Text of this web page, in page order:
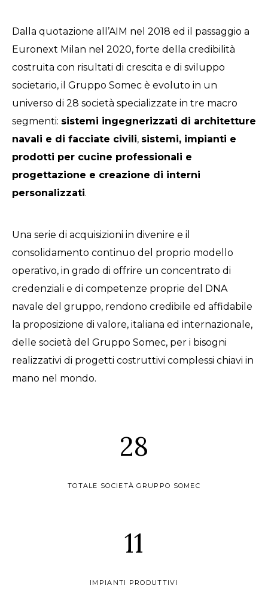
Dalla quotazione all’AIM nel 2018 ed il passaggio a
Euronext Milan nel 2020, forte della credibilità
costruita con risultati di crescita e di sviluppo
societario, il Gruppo Somec è evoluto in un
universo di 28 società specializzate in tre macro
segmenti: sistemi ingegnerizzati di architetture
navali e di facciate civili, sistemi, impianti e
prodotti per cucine professionali e
progettazione e creazione di interni
personalizzati.
Una serie di acquisizioni in divenire e il
consolidamento continuo del proprio modello
operativo, in grado di offrire un concentrato di
credenziali e di competenze proprie del DNA
navale del gruppo, rendono credibile ed affidabile
la proposizione di valore, italiana ed internazionale,
delle società del Gruppo Somec, per i bisogni
realizzativi di progetti costruttivi complessi chiavi in
mano nel mondo.
28
TOTALE SOCIETÀ GRUPPO SOMEC
11
IMPIANTI PRODUTTIVI